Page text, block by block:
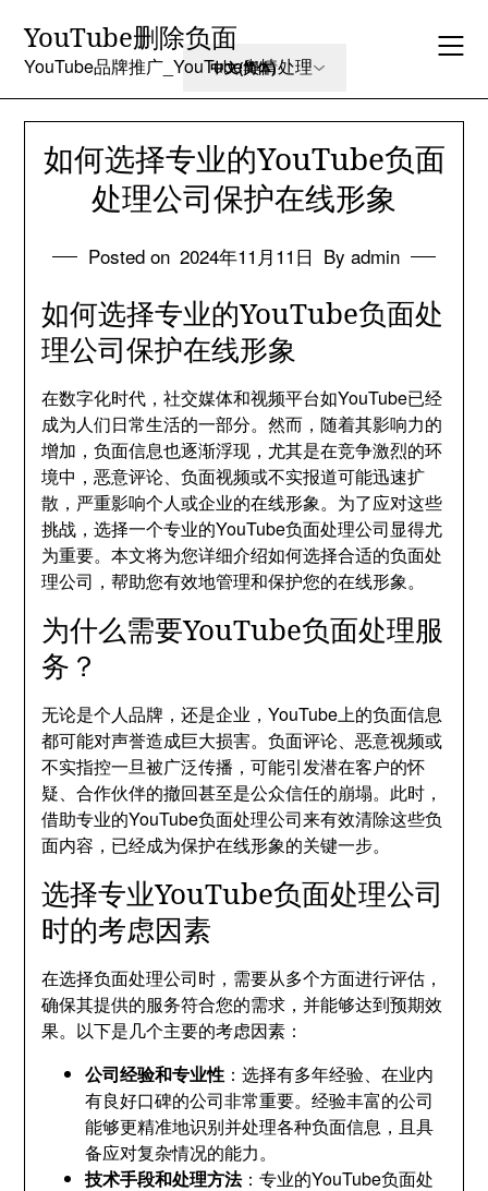
content
YouTube删除负面
YouTube品牌推广_YouTube舆情处理
如何选择专业的YouTube负面
处理公司保护在线形象
Posted on 2024年11月11日 By admin
如何选择专业的YouTube负面处
理公司保护在线形象
在数字化时代，社交媒体和视频平台如YouTube已经
成为人们日常生活的一部分。然而，随着其影响力的
增加，负面信息也逐渐浮现，尤其是在竞争激烈的环
境中，恶意评论、负面视频或不实报道可能迅速扩
散，严重影响个人或企业的在线形象。为了应对这些
挑战，选择一个专业的YouTube负面处理公司显得尤
为重要。本文将为您详细介绍如何选择合适的负面处
理公司，帮助您有效地管理和保护您的在线形象。
为什么需要YouTube负面处理服
务？
无论是个人品牌，还是企业，YouTube上的负面信息
都可能对声誉造成巨大损害。负面评论、恶意视频或
不实指控一旦被广泛传播，可能引发潜在客户的怀
疑、合作伙伴的撤回甚至是公众信任的崩塌。此时，
借助专业的YouTube负面处理公司来有效清除这些负
面内容，已经成为保护在线形象的关键一步。
选择专业YouTube负面处理公司
时的考虑因素
在选择负面处理公司时，需要从多个方面进行评估，
确保其提供的服务符合您的需求，并能够达到预期效
果。以下是几个主要的考虑因素：
公司经验和专业性 ：选择有多年经验、在业内
有良好口碑的公司非常重要。经验丰富的公司
能够更精准地识别并处理各种负面信息，且具
备应对复杂情况的能力。
技术手段和处理方法：专业的YouTube负面处